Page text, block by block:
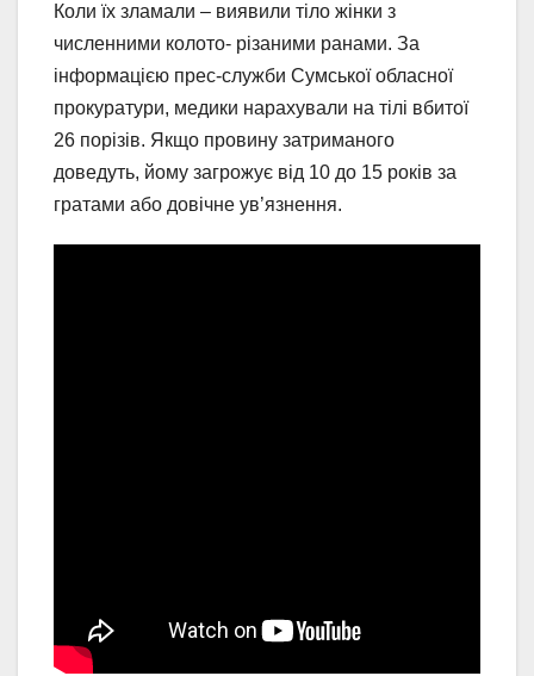
Коли їх зламали – виявили тіло жінки з
численними колото- різаними ранами. За
інформацією прес-служби Сумської обласної
прокуратури, медики нарахували на тілі вбитої
26 порізів. Якщо провину затриманого
доведуть, йому загрожує від 10 до 15 років за
гратами або довічне ув’язнення.